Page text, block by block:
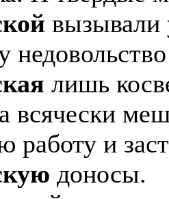
вызывали
лишь
всячески
работу и
доносы.